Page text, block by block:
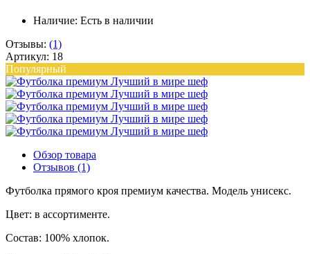
Наличие: Есть в наличии
Отзывы: (1)
Артикул: 18
Популярный
Обзор товара
Отзывов (1)
Футболка прямого кроя премиум качества. Модель унисекс.
Цвет: в ассортименте.
Состав: 100% хлопок.